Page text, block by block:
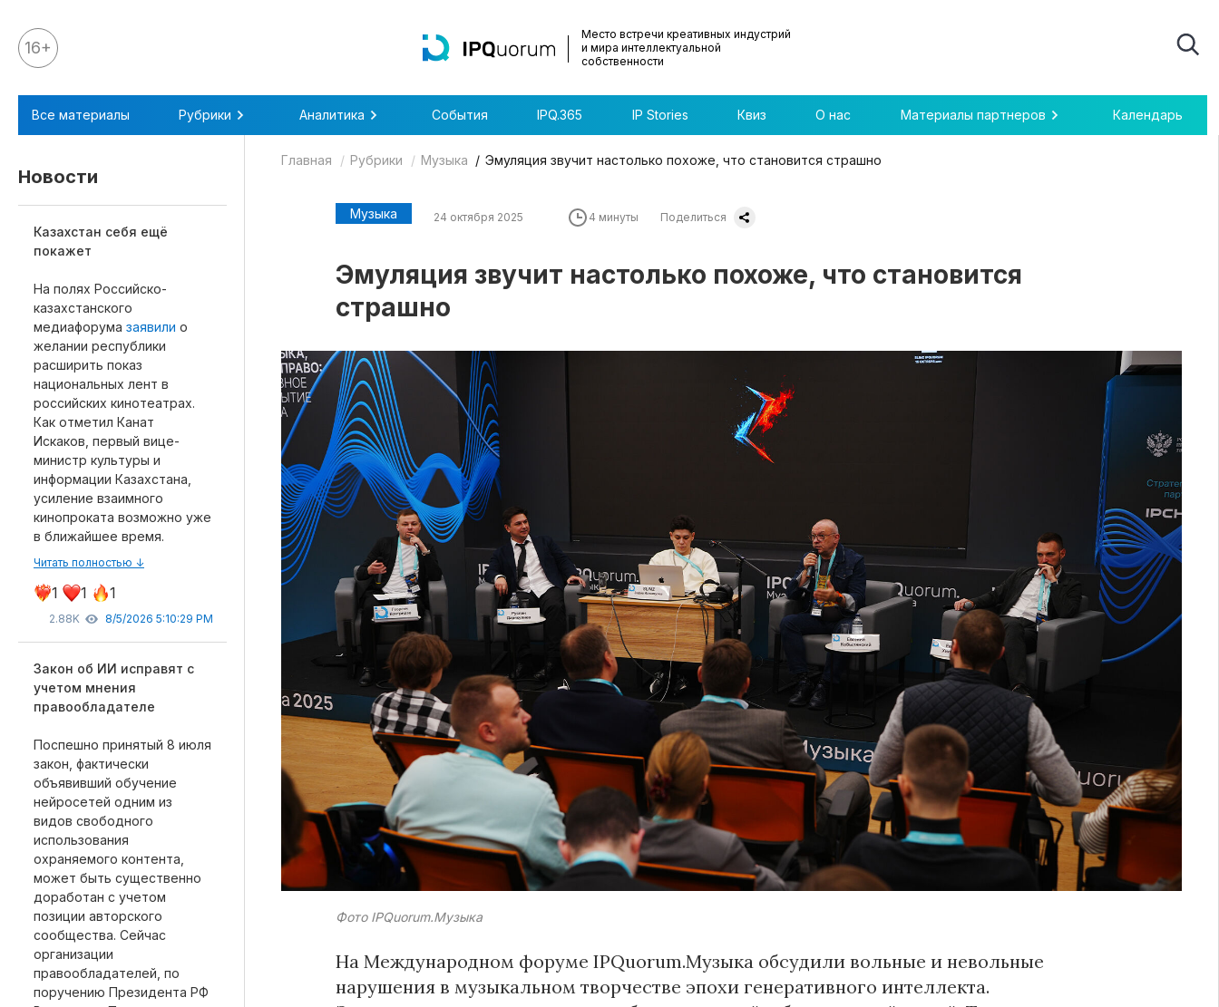
Все материалы
Аналитика
Аналитика
Legal review
События
IP Stories
Квиз
О нас
Календарь
Рубрики
Интеллектуальная собственность и креативные индустрии
Дизайн и мода
Реклама и маркетинг
Наука и технологии
Медиа
Издательское дело
Музыка
Музеи
Материалы партнеров
АКИ
Artists / Художники.РФ
n'RIS
16+
Место встречи креативных индустрий
и мира интеллектуальной
собственности
Все материалы Рубрики Аналитика События IPQ.365 IP Stories Квиз О нас Материалы партнеров Календарь
Новости
Казахстан себя ещё
покажет
На полях Российско-
казахстанского
медиафорума заявили о
желании республики
расширить показ
национальных лент в
российских кинотеатрах.
Как отметил Канат
Искаков, первый вице-
министр культуры и
информации Казахстана,
усиление взаимного
кинопроката возможно уже
в ближайшее время.
Читать полностью ↓
1 1 1
2.88K 8/5/2026 5:10:29 PM
Закон об ИИ исправят с
учетом мнения
правообладателе
Поспешно принятый 8 июля
закон, фактически
объявивший обучение
нейросетей одним из
видов свободного
использования
охраняемого контента,
может быть существенно
доработан с учетом
позиции авторского
сообщества. Сейчас
организации
правообладателей, по
поручению Президента РФ
Главная Рубрики Музыка Эмуляция звучит настолько похоже, что становится страшно
Музыка 24 октября 2025 4 минуты Поделиться
Эмуляция звучит настолько похоже, что становится
страшно
Фото IPQuorum.Музыка
На Международном форуме IPQuorum.Музыка обсудили вольные и невольные
нарушения в музыкальном творчестве эпохи генеративного интеллекта.